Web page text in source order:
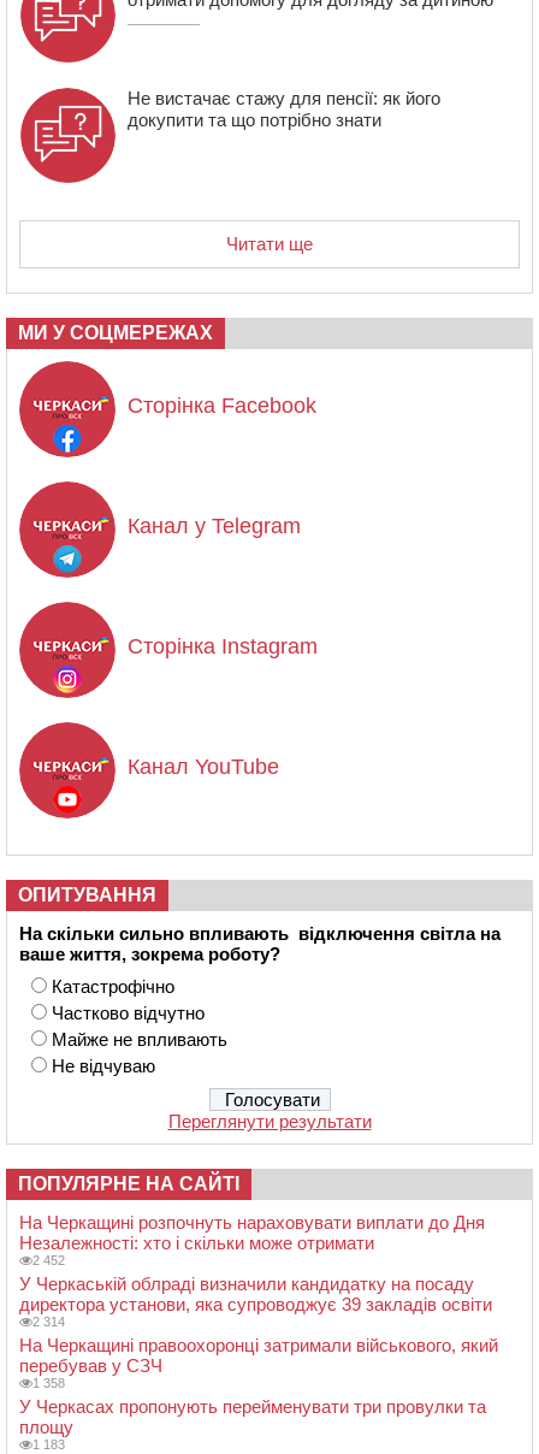
Не вистачає стажу для пенсії: як його
докупити та що потрібно знати
Читати ще
МИ У СОЦМЕРЕЖАХ
Сторінка Facebook
Канал у Telegram
Сторінка Instagram
Канал YouTube
ОПИТУВАННЯ
На скільки сильно впливають відключення світла на
ваше життя, зокрема роботу?
Катастрофічно
Частково відчутно
Майже не впливають
Не відчуваю
Переглянути результати
ПОПУЛЯРНЕ НА САЙТІ
На Черкащині розпочнуть нараховувати виплати до Дня
Незалежності: хто і скільки може отримати
2 452
У Черкаській облраді визначили кандидатку на посаду
директора установи, яка супроводжує 39 закладів освіти
2 314
На Черкащині правоохоронці затримали військового, який
перебував у СЗЧ
1 358
У Черкасах пропонують перейменувати три провулки та
площу
1 183